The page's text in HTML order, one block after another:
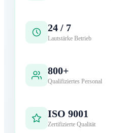
24 / 7
Lautstärke Betrieb
800+
Qualifiziertes Personal
ISO 9001
Zertifizierte Qualität